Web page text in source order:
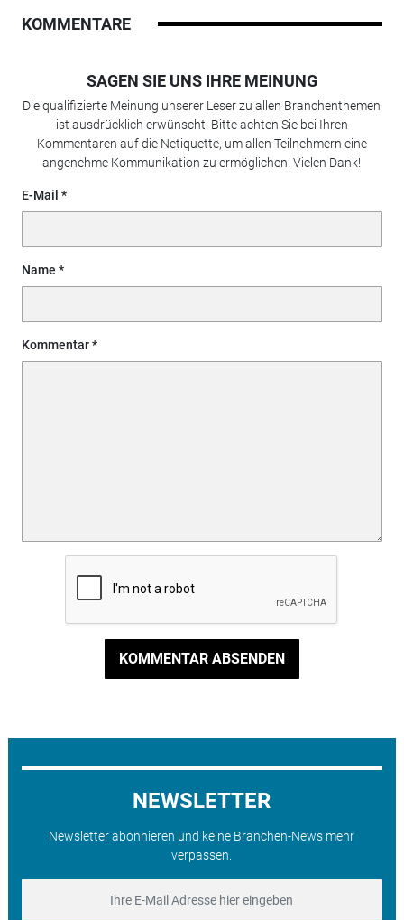
KOMMENTARE
SAGEN SIE UNS IHRE MEINUNG
Die qualifizierte Meinung unserer Leser zu allen Branchenthemen
ist ausdrücklich erwünscht. Bitte achten Sie bei Ihren
Kommentaren auf die Netiquette, um allen Teilnehmern eine
angenehme Kommunikation zu ermöglichen. Vielen Dank!
E-Mail
Name
Kommentar
KOMMENTAR ABSENDEN
NEWSLETTER
Newsletter abonnieren und keine Branchen-News mehr
verpassen.